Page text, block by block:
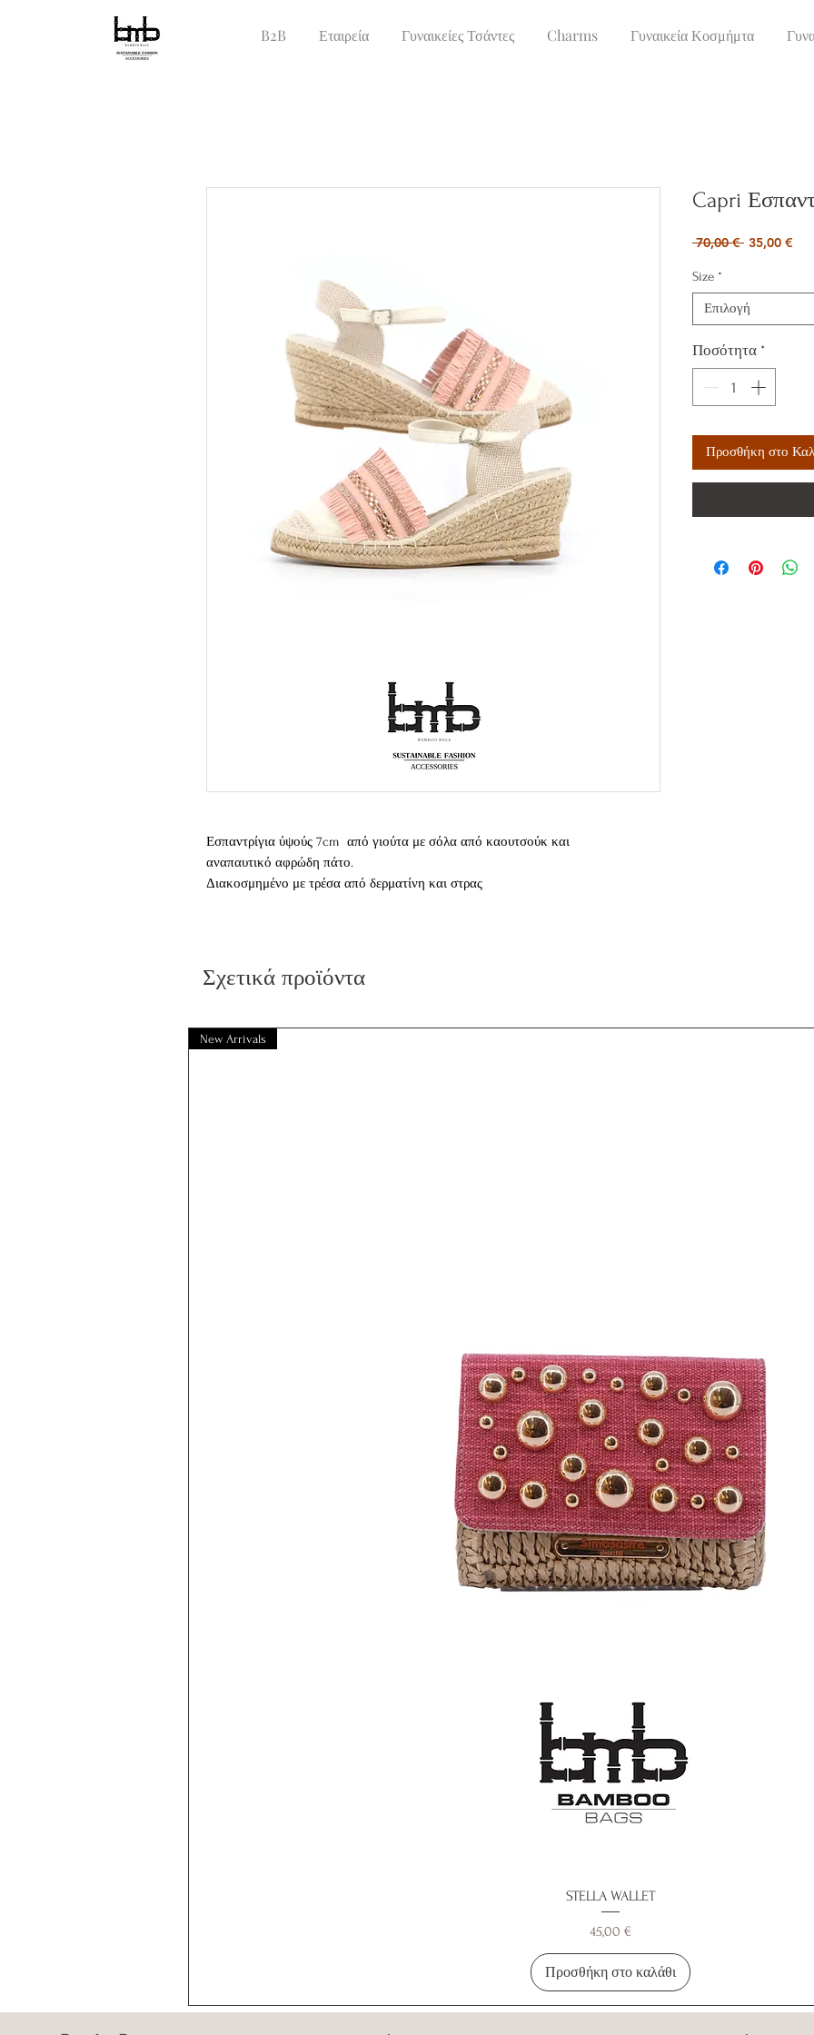
B2B Εταιρεία Γυναικείες Τσάντες Charms Γυναικεία Κοσμήμτα
Εσπαντρίγια ύψούς 7cm από γιούτα με σόλα από καουτσούκ και
αναπαυτικό αφρώδη πάτο.
Διακοσμημένο με τρέσα από δερματίνη και στρας
Capri
70,00 € Κανονική
35,00 €
Size *
Επιλογή
Ποσότητα *
Προσθήκη στο
Σχετικά προϊόντα
New Arrivals
STELLA WALLET
Τιμή
45,00 €
Προσθήκη στο καλάθι